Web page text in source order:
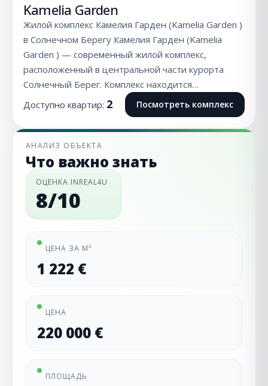
Kamelia Garden
Жилой комплекс Камелия Гарден (Kamelia Garden )
в Солнечном Берегу Камелия Гарден (Kamelia
Garden ) — современный жилой комплекс,
расположенный в центральной части курорта
Солнечный Берег. Комплекс находится…
Доступно квартир: 2 Посмотреть комплекс
АНАЛИЗ ОБЪЕКТА
Что важно знать
ОЦЕНКА INREAL4U
8/10
ЦЕНА ЗА М²
1 222 €
ЦЕНА
220 000 €
ПЛОЩАДЬ